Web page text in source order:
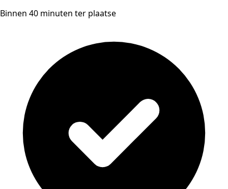
Binnen 40 minuten ter plaatse